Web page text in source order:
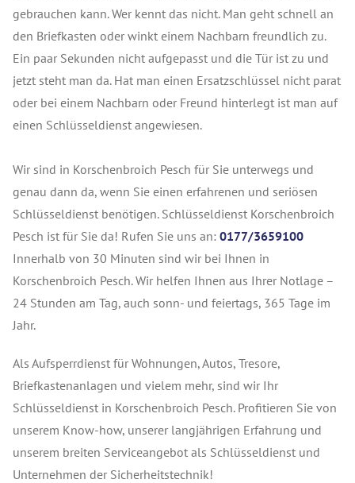
gebrauchen kann. Wer kennt das nicht. Man geht schnell an
den Briefkasten oder winkt einem Nachbarn freundlich zu.
Ein paar Sekunden nicht aufgepasst und die Tür ist zu und
jetzt steht man da. Hat man einen Ersatzschlüssel nicht parat
oder bei einem Nachbarn oder Freund hinterlegt ist man auf
einen Schlüsseldienst angewiesen.
Wir sind in Korschenbroich Pesch für Sie unterwegs und
genau dann da, wenn Sie einen erfahrenen und seriösen
Schlüsseldienst benötigen. Schlüsseldienst Korschenbroich
Pesch ist für Sie da! Rufen Sie uns an: 0177/3659100
Innerhalb von 30 Minuten sind wir bei Ihnen in
Korschenbroich Pesch. Wir helfen Ihnen aus Ihrer Notlage –
24 Stunden am Tag, auch sonn- und feiertags, 365 Tage im
Jahr.
Als Aufsperrdienst für Wohnungen, Autos, Tresore,
Briefkastenanlagen und vielem mehr, sind wir Ihr
Schlüsseldienst in Korschenbroich Pesch. Profitieren Sie von
unserem Know-how, unserer langjährigen Erfahrung und
unserem breiten Serviceangebot als Schlüsseldienst und
Unternehmen der Sicherheitstechnik!